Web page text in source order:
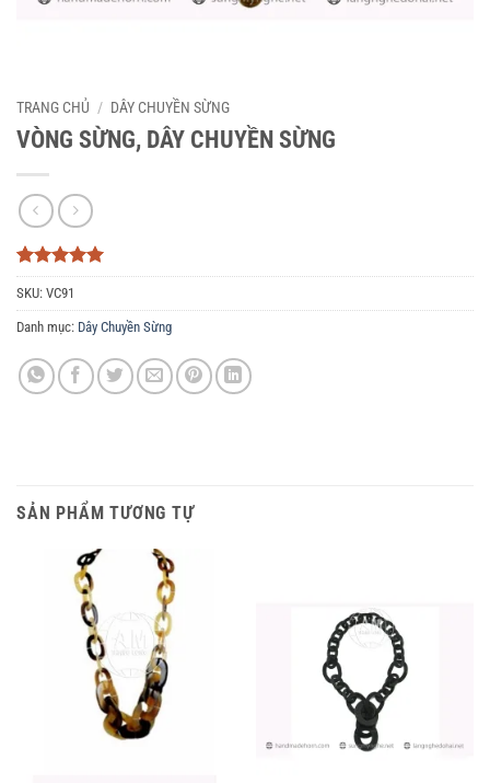
TRANG CHỦ / DÂY CHUYỀN SỪNG
VÒNG SỪNG, DÂY CHUYỀN SỪNG
5trên 5
dựa trên
3
đánh giá
SKU: VC91
Danh mục: Dây Chuyền Sừng
SẢN PHẨM TƯƠNG TỰ